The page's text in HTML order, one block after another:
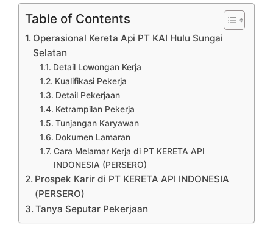
Table of Contents
Operasional Kereta Api PT KAI Hulu Sungai
Selatan
Detail Lowongan Kerja
Kualifikasi Pekerja
Detail Pekerjaan
Ketrampilan Pekerja
Tunjangan Karyawan
Dokumen Lamaran
Cara Melamar Kerja di PT KERETA API
INDONESIA (PERSERO)
Prospek Karir di PT KERETA API INDONESIA
(PERSERO)
Tanya Seputar Pekerjaan